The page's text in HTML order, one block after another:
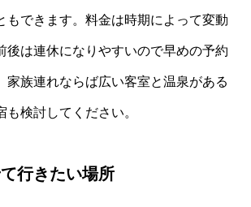
もできます。料金は時期によって変動
後は連休になりやすいので早めの予約
家族連れならば広い客室と温泉がある
検討してください。
行きたい場所